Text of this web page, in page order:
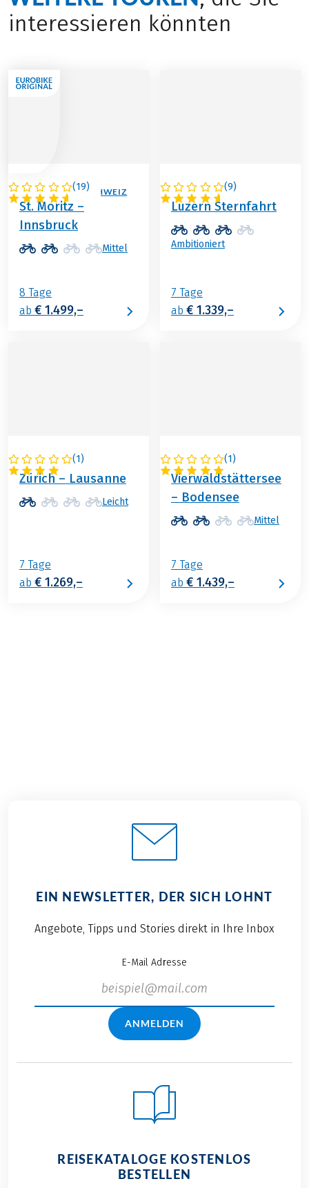
interessieren könnten
(19)
ÖSTERREICH / SCHWEIZ
St. Moritz –
Innsbruck
Mittel
8 Tage
ab € 1.499,–
(9)
SCHWEIZ
Luzern Sternfahrt
Ambitioniert
7 Tage
ab € 1.339,–
(1)
SCHWEIZ
Zürich – Lausanne
Leicht
7 Tage
ab € 1.269,–
(1)
SCHWEIZ
Vierwaldstättersee
– Bodensee
Mittel
7 Tage
ab € 1.439,–
EIN NEWSLETTER, DER SICH LOHNT
Angebote, Tipps und Stories direkt in Ihre Inbox
E-Mail Adresse
ANMELDEN
REISEKATALOGE KOSTENLOS
BESTELLEN